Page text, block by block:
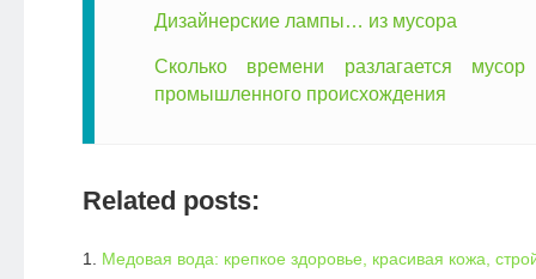
Дизайнерские лампы… из мусора
Сколько времени разлагается
промышленного происхождения
Related posts:
Медовая вода: крепкое здоровье, красивая кожа,